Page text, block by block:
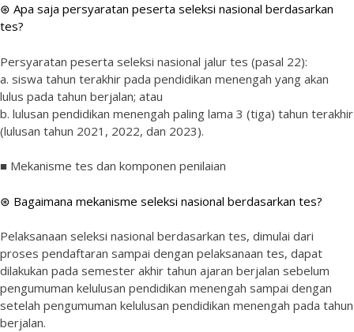
⊛ Apa saja persyaratan peserta seleksi nasional berdasarkan
tes?
Persyaratan peserta seleksi nasional jalur tes (pasal 22):
a. siswa tahun terakhir pada pendidikan menengah yang akan
lulus pada tahun berjalan; atau
b. lulusan pendidikan menengah paling lama 3 (tiga) tahun terakhir
(lulusan tahun 2021, 2022, dan 2023).
■ Mekanisme tes dan komponen penilaian
⊛ Bagaimana mekanisme seleksi nasional berdasarkan tes?
Pelaksanaan seleksi nasional berdasarkan tes, dimulai dari
proses pendaftaran sampai dengan pelaksanaan tes, dapat
dilakukan pada semester akhir tahun ajaran berjalan sebelum
pengumuman kelulusan pendidikan menengah sampai dengan
setelah pengumuman kelulusan pendidikan menengah pada tahun
berjalan.